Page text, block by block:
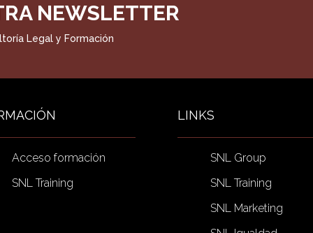
NEWSLETTER
Legal y Formación
Acceso formación
SNL Training
LINKS
SNL Group
SNL Training
SNL Marketing